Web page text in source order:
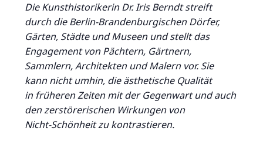
Die Kunsthistorikerin Dr. Iris Berndt streift
durch die Berlin-Brandenburgischen Dörfer,
Gärten, Städte und Museen und stellt das
Engagement von Pächtern, Gärtnern,
Sammlern, Architekten und Malern vor. Sie
kann nicht umhin, die ästhetische Qualität
in früheren Zeiten mit der Gegenwart und auch
den zerstörerischen Wirkungen von
Nicht-Schönheit zu kontrastieren.